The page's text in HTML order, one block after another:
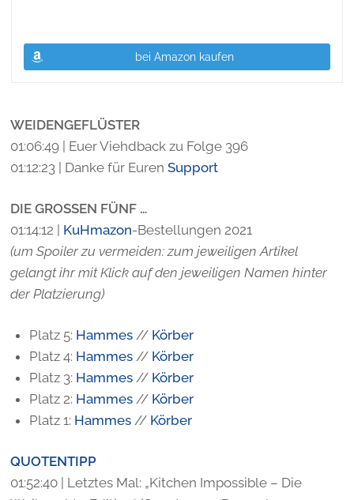
bei Amazon kaufen
WEIDENGEFLÜSTER
01:06:49 | Euer Viehdback zu Folge 396
01:12:23 | Danke für EurenSupport
DIE GROSSEN FÜNF …
01:14:12 | KuHmazon-Bestellungen 2021
(um Spoiler zu vermeiden: zum jeweiligen Artikel
gelangt ihr mit Klick auf den jeweiligen Namen hinter
der Platzierung)
Platz 5: Hammes // Körber
Platz 4: Hammes // Körber
Platz 3: Hammes // Körber
Platz 2: Hammes // Körber
Platz 1: Hammes // Körber
QUOTENTIPP
01:52:40 | Letztes Mal: „Kitchen Impossible – Die